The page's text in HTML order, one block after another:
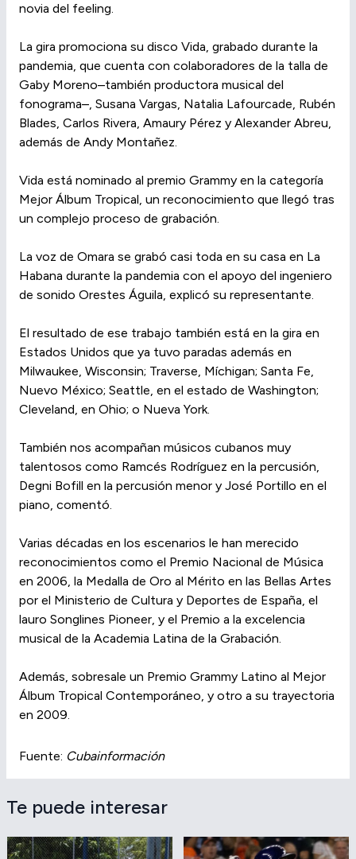
novia del feeling.
La gira promociona su disco Vida, grabado durante la
pandemia, que cuenta con colaboradores de la talla de
Gaby Moreno–también productora musical del
fonograma–, Susana Vargas, Natalia Lafourcade, Rubén
Blades, Carlos Rivera, Amaury Pérez y Alexander Abreu,
además de Andy Montañez.
Vida está nominado al premio Grammy en la categoría
Mejor Álbum Tropical, un reconocimiento que llegó tras
un complejo proceso de grabación.
La voz de Omara se grabó casi toda en su casa en La
Habana durante la pandemia con el apoyo del ingeniero
de sonido Orestes Águila, explicó su representante.
El resultado de ese trabajo también está en la gira en
Estados Unidos que ya tuvo paradas además en
Milwaukee, Wisconsin; Traverse, Míchigan; Santa Fe,
Nuevo México; Seattle, en el estado de Washington;
Cleveland, en Ohio; o Nueva York.
También nos acompañan músicos cubanos muy
talentosos como Ramcés Rodríguez en la percusión,
Degni Bofill en la percusión menor y José Portillo en el
piano, comentó.
Varias décadas en los escenarios le han merecido
reconocimientos como el Premio Nacional de Música
en 2006, la Medalla de Oro al Mérito en las Bellas Artes
por el Ministerio de Cultura y Deportes de España, el
lauro Songlines Pioneer, y el Premio a la excelencia
musical de la Academia Latina de la Grabación.
Además, sobresale un Premio Grammy Latino al Mejor
Álbum Tropical Contemporáneo, y otro a su trayectoria
en 2009.
Fuente: Cubainformación
Te puede interesar